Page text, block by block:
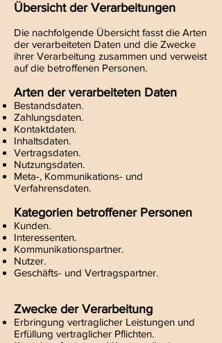
Übersicht der Verarbeitungen
Die nachfolgende Übersicht fasst die Arten
der verarbeiteten Daten und die Zwecke
ihrer Verarbeitung zusammen und verweist
auf die betroffenen Personen.
Arten der verarbeiteten Daten
Bestandsdaten.
Zahlungsdaten.
Kontaktdaten.
Inhaltsdaten.
Vertragsdaten.
Nutzungsdaten.
Meta-, Kommunikations- und
Verfahrensdaten.
Kategorien betroffener Personen
Kunden.
Interessenten.
Kommunikationspartner.
Nutzer.
Geschäfts- und Vertragspartner.
Zwecke der Verarbeitung
Erbringung vertraglicher Leistungen und
Erfüllung vertraglicher Pflichten.